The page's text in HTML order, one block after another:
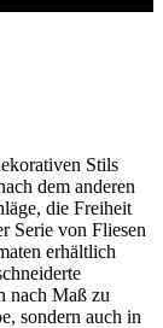
Stils
dem anderen
die Freiheit
Serie von Fliesen
erhältlich
nach Maß zu
sondern auch in